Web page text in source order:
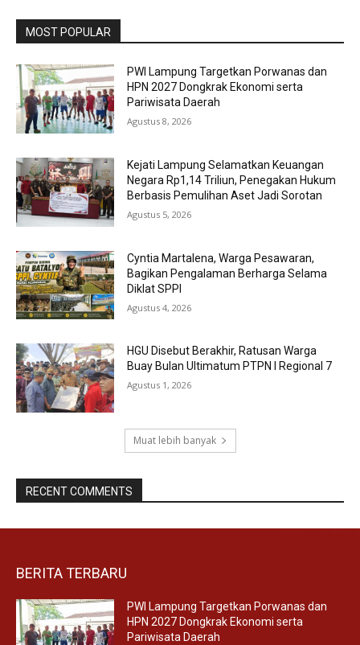
MOST POPULAR
PWI Lampung Targetkan Porwanas dan
HPN 2027 Dongkrak Ekonomi serta
Pariwisata Daerah
Agustus 8, 2026
Kejati Lampung Selamatkan Keuangan
Negara Rp1,14 Triliun, Penegakan Hukum
Berbasis Pemulihan Aset Jadi Sorotan
Agustus 5, 2026
Cyntia Martalena, Warga Pesawaran,
Bagikan Pengalaman Berharga Selama
Diklat SPPI
Agustus 4, 2026
HGU Disebut Berakhir, Ratusan Warga
Buay Bulan Ultimatum PTPN I Regional 7
Agustus 1, 2026
Muat lebih banyak
RECENT COMMENTS
BERITA TERBARU
PWI Lampung Targetkan Porwanas dan
HPN 2027 Dongkrak Ekonomi serta
Pariwisata Daerah